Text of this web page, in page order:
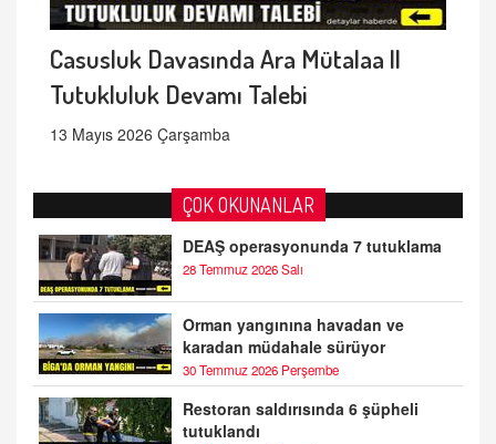
Casusluk Davasında Ara Mütalaa ||
Tutukluluk Devamı Talebi
13 Mayıs 2026 Çarşamba
ÇOK OKUNANLAR
DEAŞ operasyonunda 7 tutuklama
28 Temmuz 2026 Salı
Orman yangınına havadan ve
karadan müdahale sürüyor
30 Temmuz 2026 Perşembe
Restoran saldırısında 6 şüpheli
tutuklandı